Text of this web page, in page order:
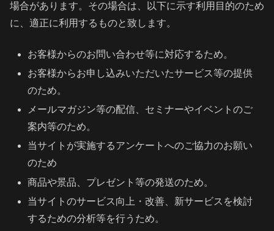
場合があります。その場合は、以下に示す利用目的のため
に、適正に利用するものと致します。
お客様からのお問い合わせ等に対応するため。
お客様からお申し込みいただいたサービス等の提供
のため。
メールマガジン等の配信、セミナーやイベントのご
案内等のため。
当サイトが実施するアンケートへのご協力のお願い
のため
商品や景品、プレゼント等の発送のため。
当サイトのサービス向上・改善、新サービスを検討
するための分析等を行うため。